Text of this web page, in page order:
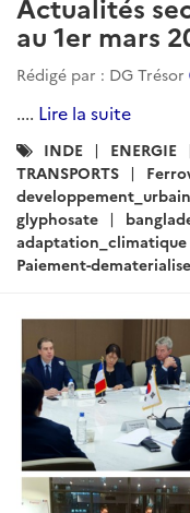
au 1er mars
Rédigé par : DG Trésor
.... Lire la suite
Catégories
:
INDE ENERGIE
TRANSPORTS
developpement_urbain
glyphosate
adaptation_climatique
Paiement-dematerialise